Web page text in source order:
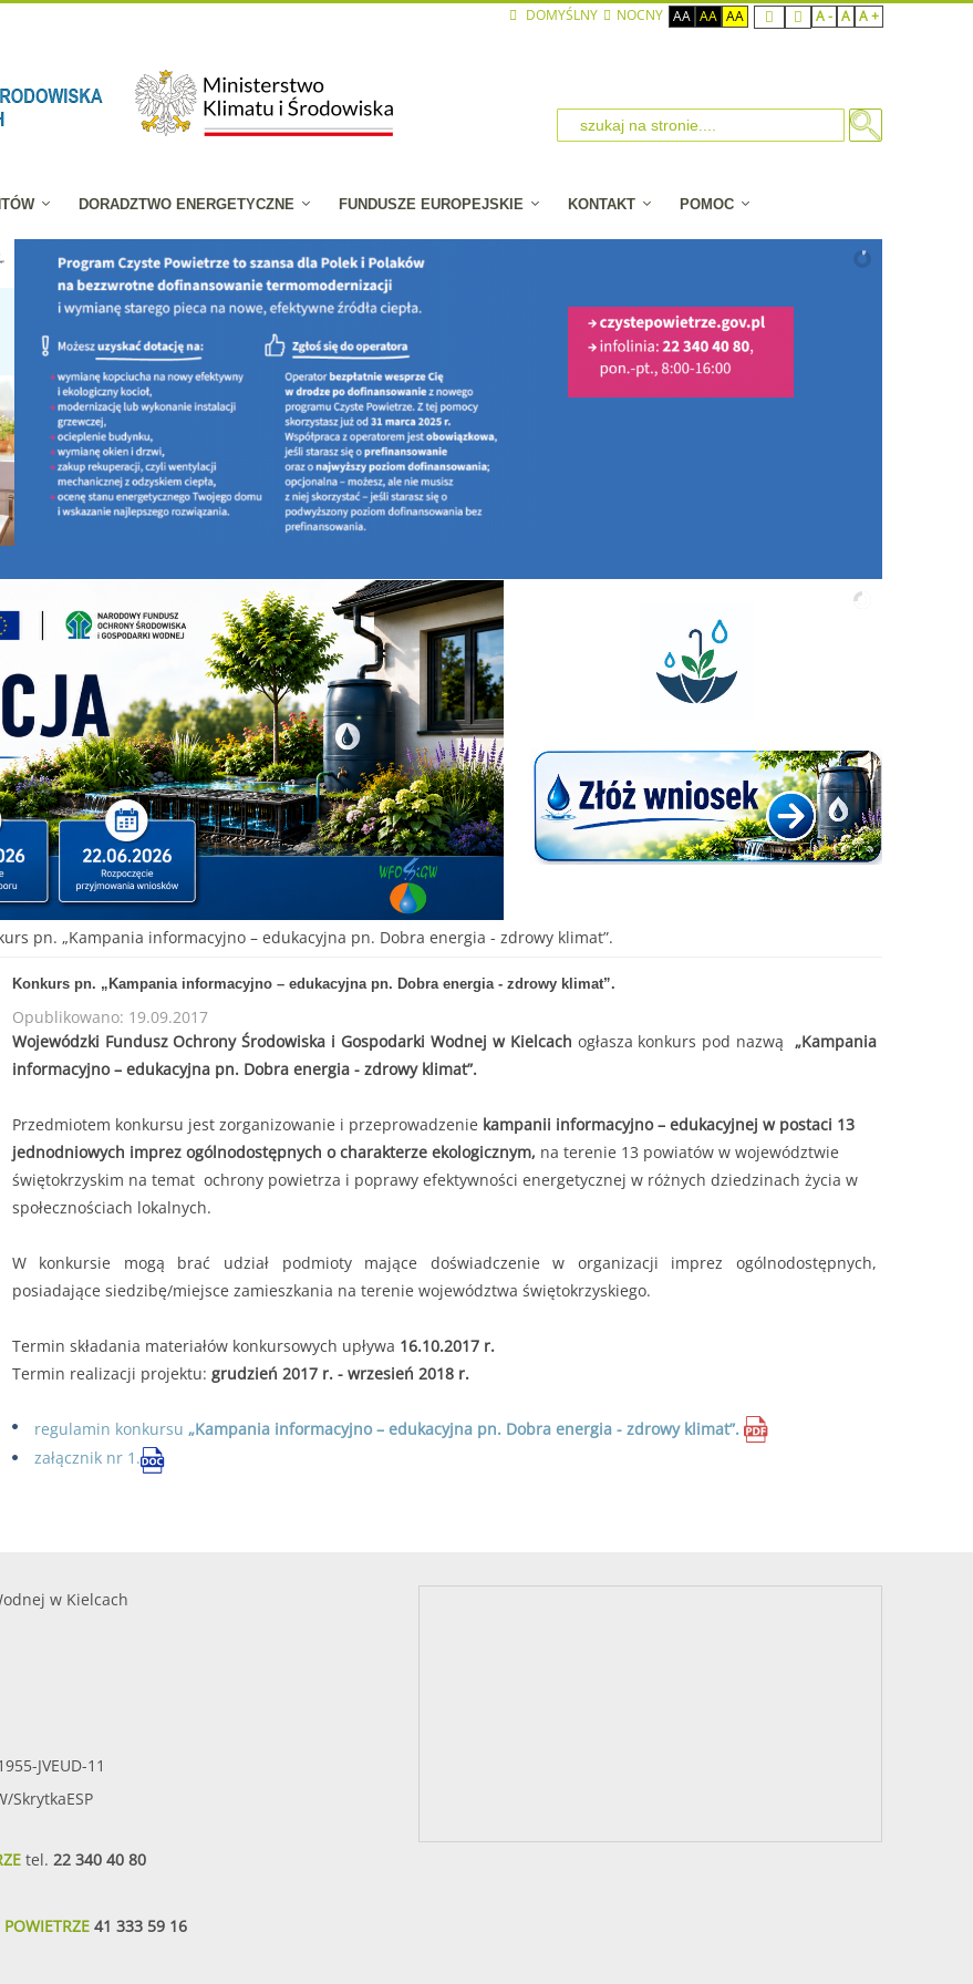
DOMYŚLNY NOCNY AA AA AA A - A A +
DORADZTWO ENERGETYCZNE FUNDUSZE EUROPEJSKIE KONTAKT POMOC
pn. „Kampania informacyjno – edukacyjna pn. Dobra energia - zdrowy klimat”.
Konkurs pn. „Kampania informacyjno – edukacyjna pn. Dobra energia - zdrowy klimat”.
Opublikowano: 19.09.2017
Wojewódzki Fundusz Ochrony Środowiska i Gospodarki Wodnej w Kielcach ogłasza konkurs pod nazwą „Kampania
informacyjno – edukacyjna pn. Dobra energia - zdrowy klimat”.
Przedmiotem konkursu jest zorganizowanie i przeprowadzenie kampanii informacyjno – edukacyjnej w postaci 13
jednodniowych imprez ogólnodostępnych o charakterze ekologicznym, na terenie 13 powiatów w województwie
świętokrzyskim na temat ochrony powietrza i poprawy efektywności energetycznej w różnych dziedzinach życia w
społecznościach lokalnych.
W konkursie mogą brać udział podmioty mające doświadczenie w organizacji imprez ogólnodostępnych,
posiadające siedzibę/miejsce zamieszkania na terenie województwa świętokrzyskiego.
Termin składania materiałów konkursowych upływa 16.10.2017 r.
Termin realizacji projektu: grudzień 2017 r. - wrzesień 2018 r.
regulamin konkursu „Kampania informacyjno – edukacyjna pn. Dobra energia - zdrowy klimat”.
załącznik nr 1.
w Kielcach
JVEUD-11
SkrytkaESP
tel. 22 340 40 80
POWIETRZE 41 333 59 16